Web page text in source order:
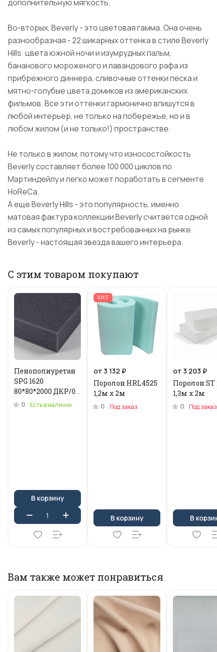
дополнительную мягкость.
Во-вторых, Beverly - это цветовая гамма. Она очень
разнообразная - 22 шикарных оттенка в стиле Beverly
Hills: цвета южной ночи и изумрудных пальм,
бананового мороженого и лавандового рафа из
прибрежного диннера, сливочные оттенки песка и
мятно-голубые цвета домиков из американских
фильмов. Все эти оттенки гармонично впишутся в
любой интерьер, не только на побережье, но и в
любом жилом (и не только!) пространстве.
Не только в жилом, потому что износостойкость
Beverly составляет более 100 000 циклов по
Мартиндейлу и легко может поработать в сегменте
HoReCa.
А еще Beverly Hills - это популярность, именно
матовая фактура коллекции Beverly считается одной
из самых популярных и востребованных на рынке.
Beverly - настоящая звезда вашего интерьера.
С этим товаром покупают
Пенополиуретан
SPG 1620
80*80*2000 ДКР/0.2
кг .N-3955U
0 Есть в наличии
В корзину
ХИТ
от 3 132 ₽
Поролон HRL4525
1,2м x 2м
0 Под заказ
В корзину
от 3 203 ₽
Поролон ST
1,3м х 2м
0 Под заказ
В
Вам также может понравиться